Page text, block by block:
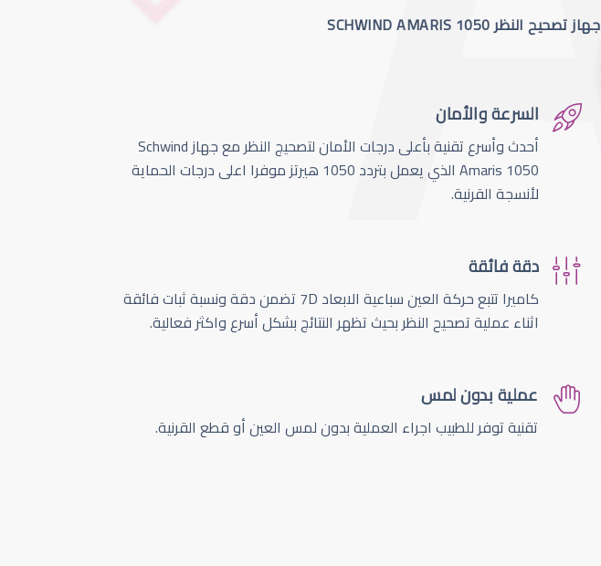
جهاز تصحيح النظر SCHWIND AMARIS 1050
السرعة والأمان
أحدث وأسرع تقنية بأعلى درجات الأمان لتصحيج النظر مع جهاز Schwind
Amaris 1050 الذي يعمل بتردد 1050 هيرتز موفرا اعلى درجات الحماية
لأنسجة القرنية.
دقة فائقة
كاميرا تتبع حركة العين سباعية الابعاد 7D تضمن دقة ونسبة ثبات فائقة
اثناء عملية تصحيح النظر بحيث تظهر النتائج بشكل أسرع واكثر فعالية.
عملية بدون لمس
تقنية توفر للطبيب اجراء العملية بدون لمس العين أو قطع القرنية.